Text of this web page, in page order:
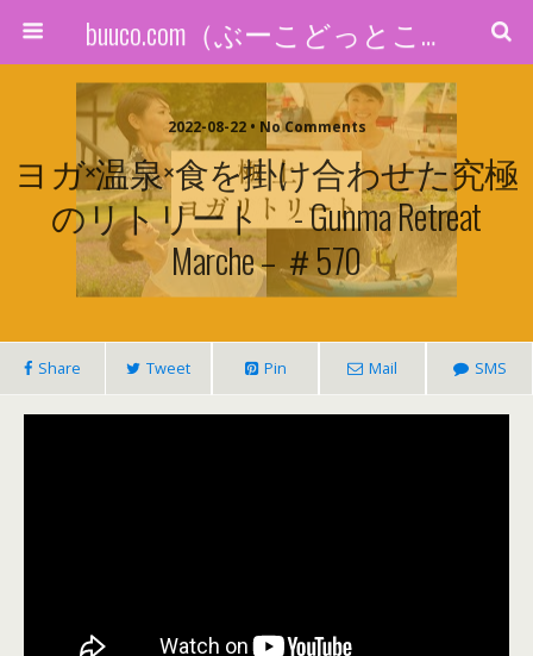
buuco.com（ぶーこどっとこむ）
2022-08-22 • No Comments
ヨガ×温泉×食を掛け合わせた究極
のリトリート - Gunma Retreat
Marche – ＃570
Share Tweet Pin Mail SMS